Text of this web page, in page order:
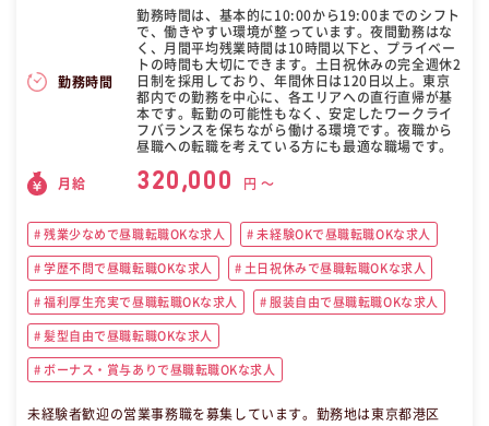
勤務時間
勤務時間は、基本的に10:00から19:00までのシフト
で、働きやすい環境が整っています。夜間勤務はな
く、月間平均残業時間は10時間以下と、プライベー
トの時間も大切にできます。土日祝休みの完全週休2
日制を採用しており、年間休日は120日以上。東京
都内での勤務を中心に、各エリアへの直行直帰が基
本です。転勤の可能性もなく、安定したワークライ
フバランスを保ちながら働ける環境です。夜職から
昼職への転職を考えている方にも最適な職場です。
月給 320,000 円 〜
残業少なめで昼職転職OKな求人 未経験OKで昼職転職OKな求人
学歴不問で昼職転職OKな求人 土日祝休みで昼職転職OKな求人
福利厚生充実で昼職転職OKな求人 服装自由で昼職転職OKな求人
髪型自由で昼職転職OKな求人
ボーナス・賞与ありで昼職転職OKな求人
未経験者歓迎の営業事務職を募集しています。勤務地は東京都港区